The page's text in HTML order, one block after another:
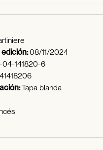
edición:08/11/2024
04-141820-6
Tapa blanda